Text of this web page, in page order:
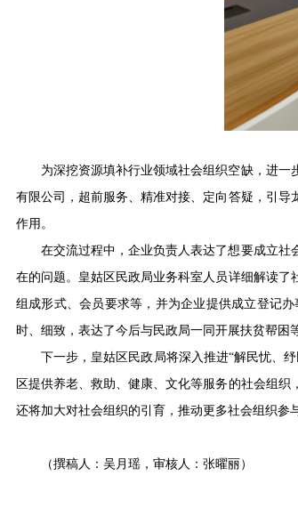
为深挖资源填补行业领域社会组织空缺，进
有限公司，超前服务、精准对接、定向答疑，引
作用。
在交流过程中，企业负责人表达了想要成立
在的问题。皇姑区民政局业务科室人员详细解读
组成形式、会员要求等，并为企业提供成立登记
时、细致，表达了今后与民政局一同开展扶贫帮困
下一步，皇姑区民政局将深入推进“解民忧、
区提供养老、救助、健康、文化等服务的社会组
还将加大对社会组织的引育，推动更多社会组织参
（撰稿人：吴月瑶，审核人：张曜丽）